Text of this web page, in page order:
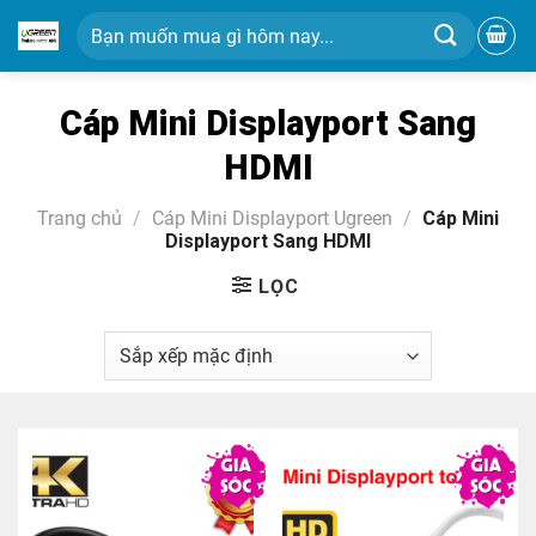
đến
nội
Tìm
kiếm:
Cáp Mini Displayport Sang
HDMI
Trang chủ / Cáp Mini Displayport Ugreen / Cáp Mini
Displayport Sang HDMI
LỌC